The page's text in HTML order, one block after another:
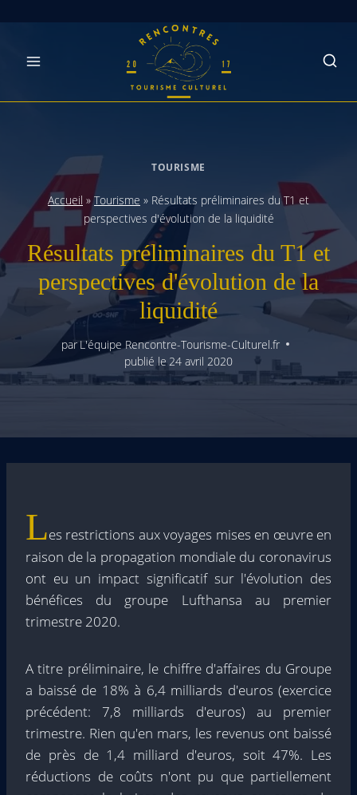
TOURISME
Accueil »Tourisme » Résultats préliminaires du T1 et
perspectives d'évolution de la liquidité
Résultats préliminaires du T1 et
perspectives d'évolution de la
liquidité
par L'équipe Rencontre-Tourisme-Culturel.fr
publié le24 avril 2020
Les restrictions aux voyages mises en œuvre en
raison de la propagation mondiale du coronavirus
ont eu un impact significatif sur l'évolution des
bénéfices du groupe Lufthansa au premier
trimestre 2020.
A titre préliminaire, le chiffre d'affaires du Groupe
a baissé de 18% à 6,4 milliards d'euros (exercice
précédent: 7,8 milliards d'euros) au premier
trimestre. Rien qu'en mars, les revenus ont baissé
de près de 1,4 milliard d'euros, soit 47%. Les
réductions de coûts n'ont pu que partiellement